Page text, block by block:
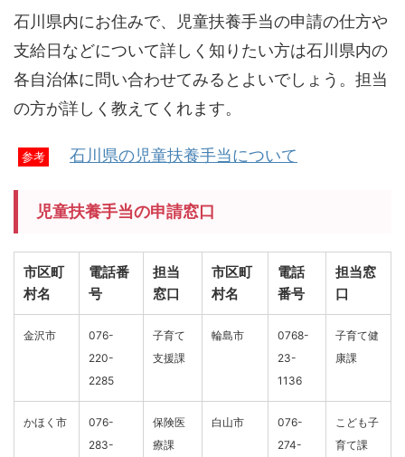
石川県内にお住みで、児童扶養手当の申請の仕方や
支給日などについて詳しく知りたい方は石川県内の
各自治体に問い合わせてみるとよいでしょう。担当
の方が詳しく教えてくれます。
参考 石川県の児童扶養手当について
児童扶養手当の申請窓口
市区町
村名
電話番
号
担当
窓口
市区町
村名
電話
番号
担当窓
口
金沢市
076-
220-
2285
子育て
支援課
輪島市
0768-
23-
1136
子育て健
康課
かほく市
076-
283-
保険医
療課
白山市
076-
274-
こども子
育て課